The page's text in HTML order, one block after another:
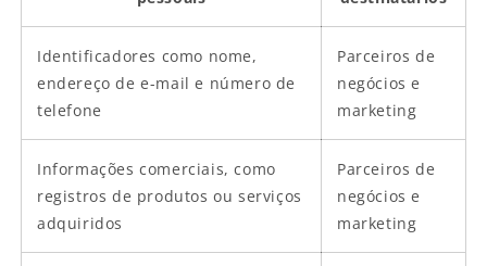
Identificadores como nome,
endereço de e-mail e número de
telefone
Parceiros de
negócios e
marketing
Informações comerciais, como
registros de produtos ou serviços
adquiridos
Parceiros de
negócios e
marketing